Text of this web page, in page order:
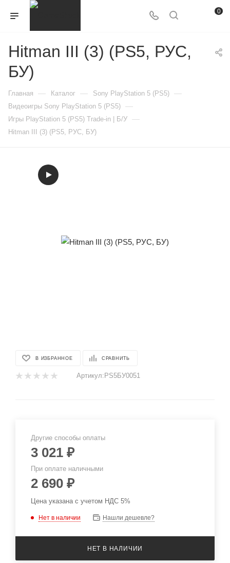
0
Hitman III (3) (PS5, РУС,
БУ)
Главная — Каталог — Sony PlayStation 5 (PS5) —
Видеоигры Sony PlayStation 5 (PS5) —
Игры PlayStation 5 (PS5) Trade-in | Б/У —
Hitman III (3) (PS5, РУС, БУ)
В ИЗБРАННОЕ СРАВНИТЬ
Артикул: PS5БУ0051
Другие способы оплаты
3 021 ₽
При оплате наличными
2 690 ₽
Цена указана с учетом НДС 5%
Нет в наличии Нашли дешевле?
НЕТ В НАЛИЧИИ